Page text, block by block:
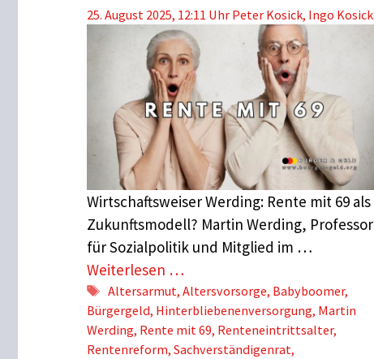
25. August 2025, 12:11 Uhr Peter Kosick, Ingo Kosick
Wirtschaftsweiser Werding: Rente mit 69 als
Zukunftsmodell? Martin Werding, Professor
für Sozialpolitik und Mitglied im …
Weiterlesen …
Schlagwörter
Altersarmut, Altersvorsorge, Babyboomer,
Bürgergeld, Hinterbliebenenversorgung, Martin
Werding, Rente mit 69, Renteneintrittsalter,
Rentenreform, Sachverständigenrat,